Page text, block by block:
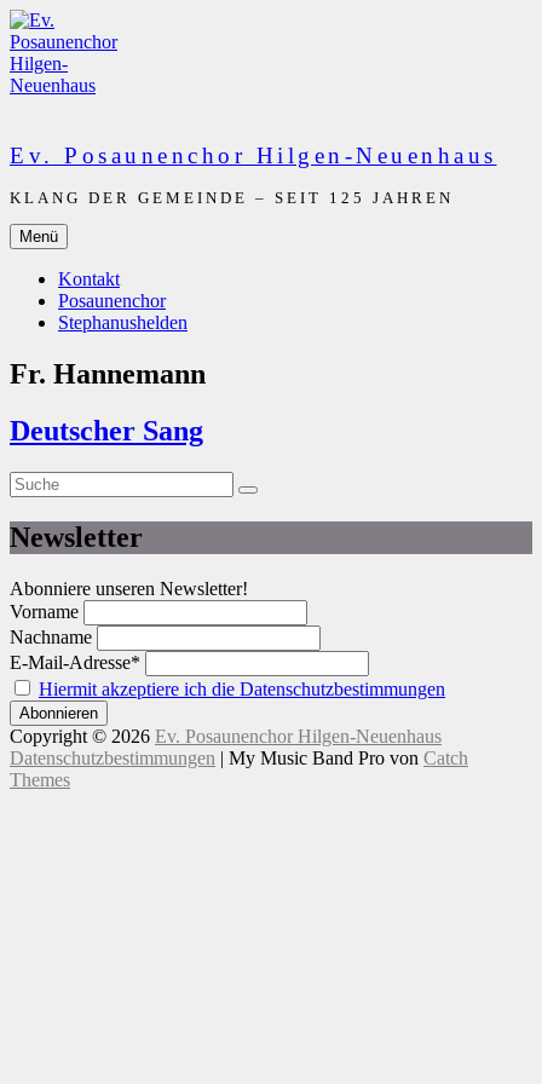
Zum
Inhalt
springen
Ev. Posaunenchor Hilgen-Neuenhaus
KLANG DER GEMEINDE – SEIT 125 JAHREN
Menü
Kontakt
Posaunenchor
Stephanushelden
Fr. Hannemann
Deutscher Sang
Suche
nach:
Suche
Newsletter
Abonniere unseren Newsletter!
Vorname
Nachname
E-Mail-Adresse*
Hiermit akzeptiere ich die Datenschutzbestimmungen
Copyright © 2026 Ev. Posaunenchor Hilgen-Neuenhaus
Datenschutzbestimmungen | My Music Band Pro von Catch
Themes